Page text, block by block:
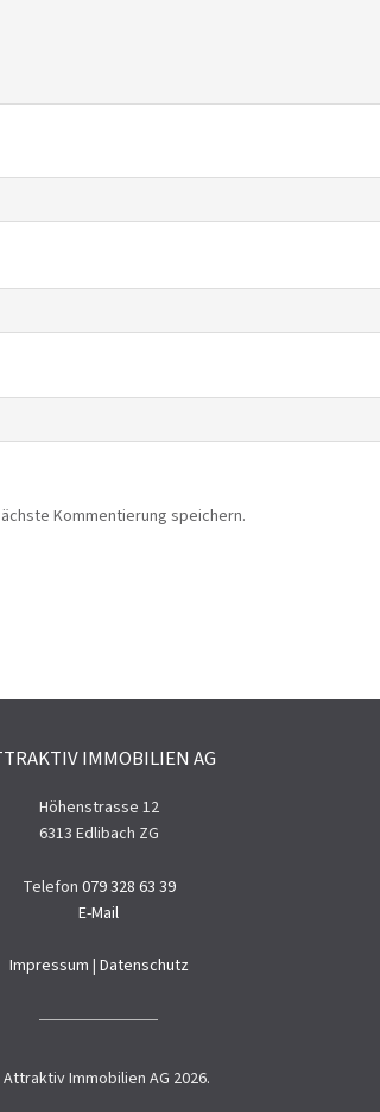
Kommentierung speichern.
IMMOBILIEN AG
Höhenstrasse 12
6313 Edlibach ZG
Telefon 079 328 63 39
E-Mail
Impressum | Datenschutz
Immobilien AG 2026.